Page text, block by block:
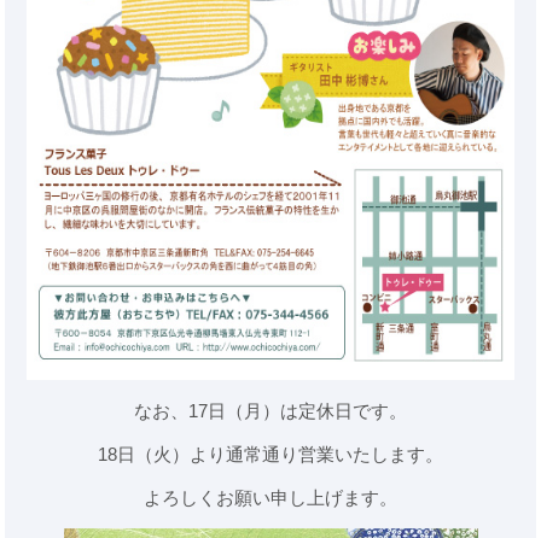
なお、17日（月）は定休日です。
18日（火）より通常通り営業いたします。
よろしくお願い申し上げます。